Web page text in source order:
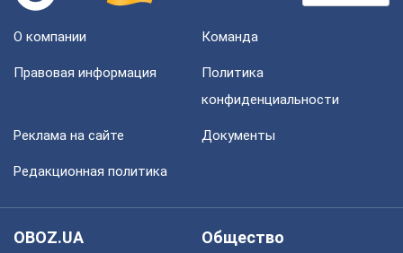
О компании Команда
Правовая информация
Политика
конфиденциальности
Реклама на сайте Документы
Редакционная политика
OBOZ.UA
Общество